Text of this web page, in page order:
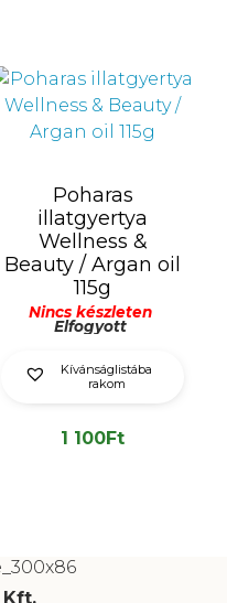
Poharas
illatgyertya
Wellness &
Beauty / Argan oil
115g
Nincs készleten
Elfogyott
Kívánságlistába
rakom
1 100Ft
Kft.